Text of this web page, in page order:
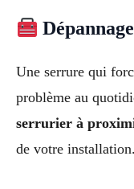
Une serrure qui
problème au
serrurier à
de votre installation.